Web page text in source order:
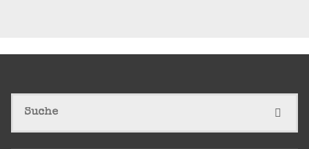
SUCHE